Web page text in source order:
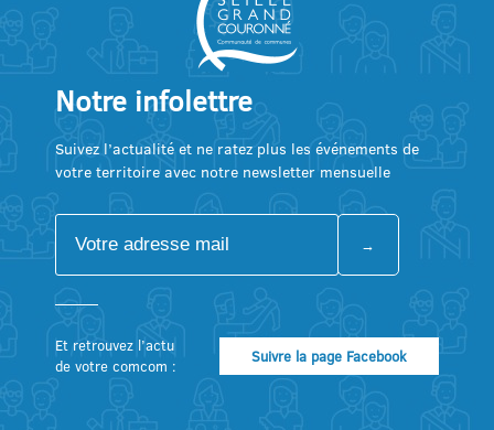
Notre infolettre
Suivez l’actualité et ne ratez plus les événements de
votre territoire avec notre newsletter mensuelle
Et retrouvez l’actu
de votre comcom :
Suivre la page Facebook